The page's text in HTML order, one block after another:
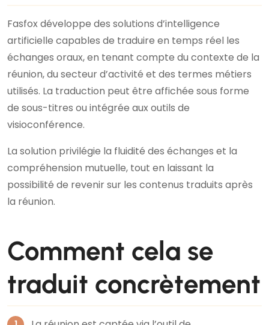
Fasfox développe des solutions d’intelligence
artificielle capables de traduire en temps réel les
échanges oraux, en tenant compte du contexte de la
réunion, du secteur d’activité et des termes métiers
utilisés. La traduction peut être affichée sous forme
de sous-titres ou intégrée aux outils de
visioconférence.
La solution privilégie la fluidité des échanges et la
compréhension mutuelle, tout en laissant la
possibilité de revenir sur les contenus traduits après
la réunion.
Comment cela se
traduit concrètement